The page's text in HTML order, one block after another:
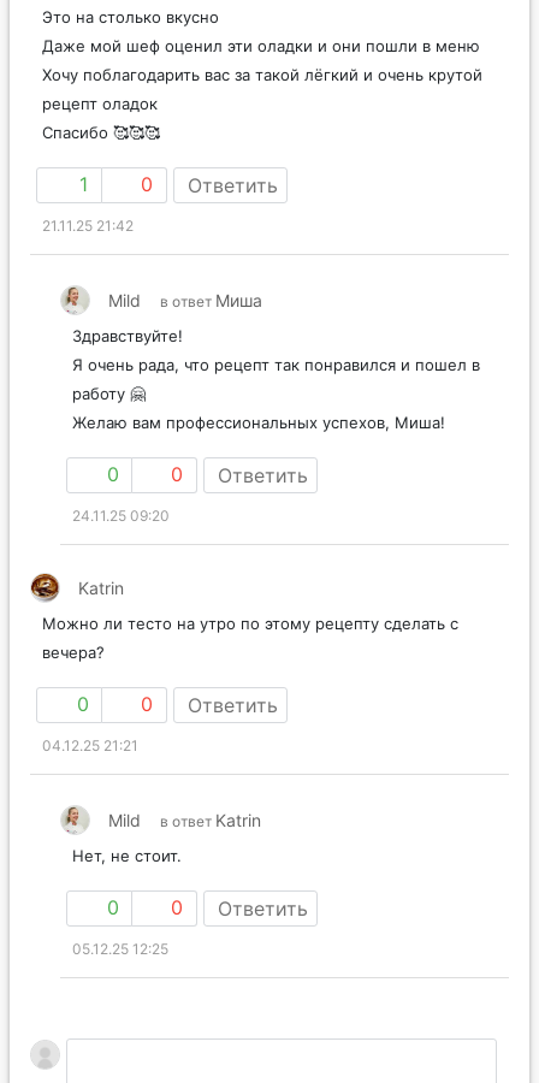
Это на столько вкусно
Даже мой шеф оценил эти оладки и они пошли в меню
Хочу поблагодарить вас за такой лёгкий и очень крутой
рецепт оладок
Спасибо 🥰🥰🥰
1 0 Ответить
21.11.25 21:42
Mild в ответ Миша
Здравствуйте!
Я очень рада, что рецепт так понравился и пошел в
работу 🤗
Желаю вам профессиональных успехов, Миша!
0 0 Ответить
24.11.25 09:20
Katrin
Можно ли тесто на утро по этому рецепту сделать с
вечера?
0 0 Ответить
04.12.25 21:21
Mild в ответ Katrin
Нет, не стоит.
0 0 Ответить
05.12.25 12:25